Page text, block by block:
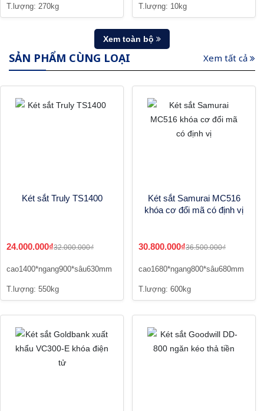
T.lượng: 270kg T.lượng: 10kg
Xem toàn bộ
SẢN PHẨM CÙNG LOẠI Xem tất cả
Két sắt Truly TS1400
24.000.000₫32.000.000₫
cao1400*ngang900*sâu630mm
T.lượng: 550kg
Két sắt Samurai MC516
khóa cơ đổi mã có định vị
30.800.000₫36.500.000₫
cao1680*ngang800*sâu680mm
T.lượng: 600kg